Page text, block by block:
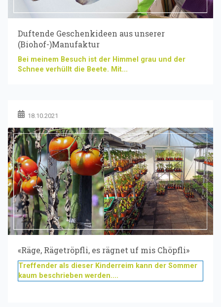
Duftende Geschenkideen aus unserer
(Biohof-)Manufaktur
Bei meinem Besuch ist der Himmel grau und der
Schnee verhüllt die Beete. Mit...
18.10.2021
«Räge, Rägetröpfli, es rägnet uf mis Chöpfli»
Treffender als dieser Kinderreim kann der Sommer
kaum beschrieben werden....